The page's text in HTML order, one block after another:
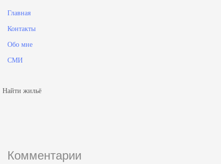
Главная
Контакты
Обо мне
СМИ
Найти жильё
Комментарии